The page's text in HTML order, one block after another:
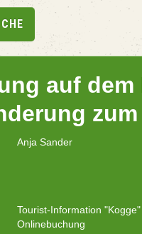
auf
Anja Sander
Tourist-Information
Onlinebuchung